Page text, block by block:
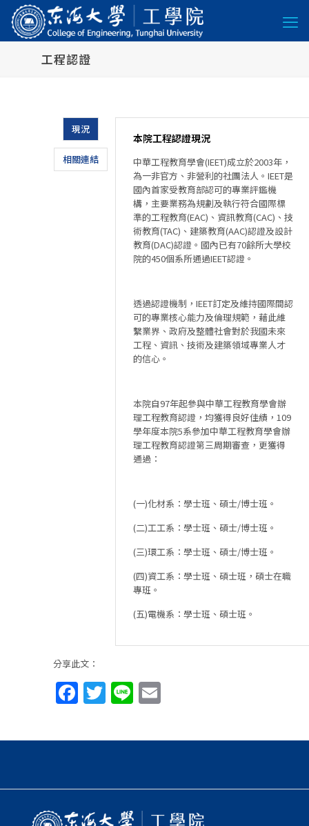
工程認證
現況
相關連結
本院工程認證現況
中華工程教育學會(IEET)成立於2003年，
為一非官方、非營利的社團法人。IEET是
國內首家受教育部認可的專業評鑑機
構，主要業務為規劃及執行符合國際標
準的工程教育(EAC)、資訊教育(CAC)、技
術教育(TAC)、建築教育(AAC)認證及設計
教育(DAC)認證。國內已有70餘所大學校
院的450個系所通過IEET認證。
透過認證機制，IEET訂定及維持國際間認
可的專業核心能力及倫理規範，藉此維
繫業界、政府及整體社會對於我國未來
工程、資訊、技術及建築領域專業人才
的信心。
本院自97年起參與中華工程教育學會辦
理工程教育認證，均獲得良好佳績，109
學年度本院5系參加中華工程教育學會辦
理工程教育認證第三周期審查，更獲得
通過：
(一)化材系：學士班、碩士/博士班。
(二)工工系：學士班、碩士/博士班。
(三)環工系：學士班、碩士/博士班。
(四)資工系：學士班、碩士班，碩士在職
專班。
(五)電機系：學士班、碩士班。
分享此文：
Facebook
Twitter
LineEmail